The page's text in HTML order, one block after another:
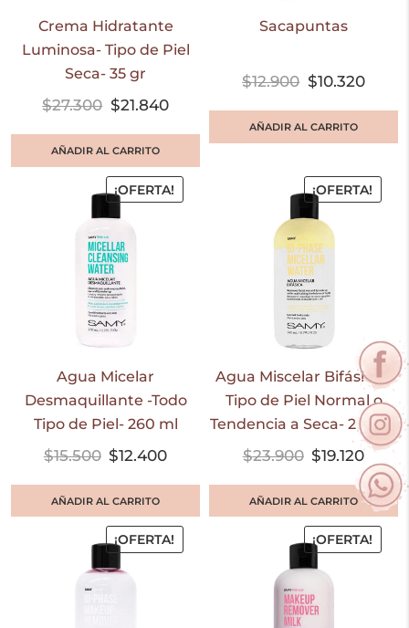
Crema Hidratante
Luminosa- Tipo de Piel
Seca- 35 gr
$27.300 $21.840
AÑADIR AL CARRITO
Sacapuntas
$12.900 $10.320
AÑADIR AL CARRITO
¡OFERTA!
Agua Micelar
Desmaquillante -Todo
Tipo de Piel- 260 ml
$15.500 $12.400
AÑADIR AL CARRITO
¡OFERTA!
Agua Miscelar Bifásica –
Tipo de Piel Normal o
Tendencia a Seca- 260 ml
$23.900 $19.120
AÑADIR AL CARRITO
¡OFERTA! ¡OFERTA!